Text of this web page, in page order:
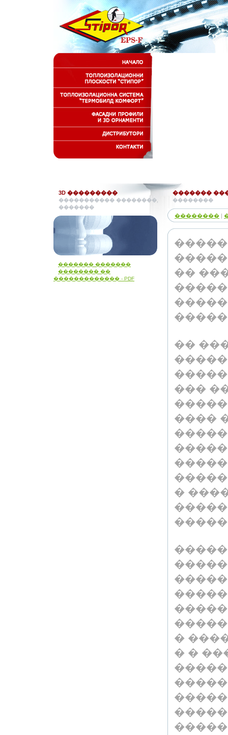
3D ���������
����������� ��������,
�������
������� �������
�������� ��
������������� - PDF
�������
��������
�������� |
��
��
���
����
�
�
� �